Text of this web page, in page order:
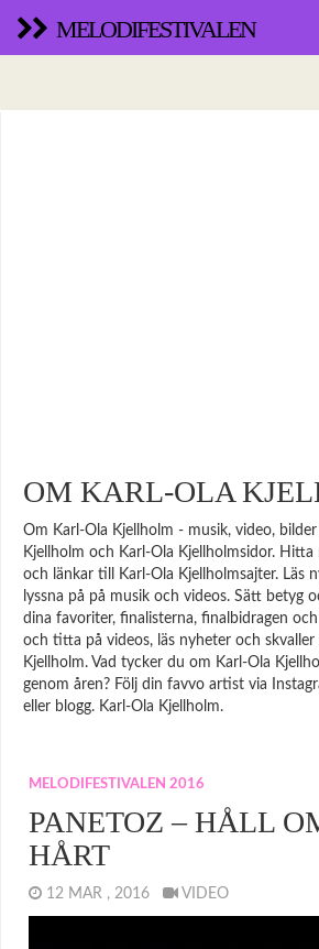
MELODIFESTIVALEN
OM KARL-OLA
Om Karl-Ola Kjellholm - musik, video,
Kjellholm och Karl-Ola Kjellholmsidor.
och länkar till Karl-Ola Kjellholmsajter. Läs
lyssna på på musik och videos. Sätt betyg
dina favoriter, finalisterna, finalbidragen
och titta på videos, läs nyheter och skvaller
Kjellholm. Vad tycker du om Karl-Ola
genom åren? Följ din favvo artist via
eller blogg. Karl-Ola Kjellholm.
MELODIFESTIVALEN 2016
PANETOZ – HÅLL
HÅRT
12 MAR , 2016 VIDEO